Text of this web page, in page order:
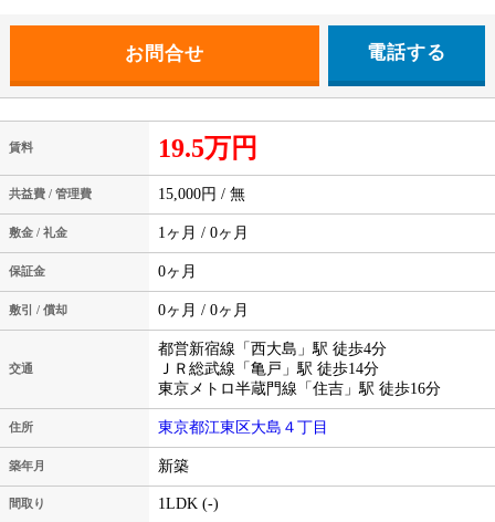
電話する
賃料 19.5万円
共益費 / 管理費 15,000円 / 無
敷金 / 礼金 1ヶ月 / 0ヶ月
保証金 0ヶ月
敷引 / 償却 0ヶ月 / 0ヶ月
交通
都営新宿線「西大島」駅 徒歩4分
ＪＲ総武線「亀戸」駅 徒歩14分
東京メトロ半蔵門線「住吉」駅 徒歩16分
住所 東京都江東区大島４丁目
築年月 新築
間取り 1LDK (-)